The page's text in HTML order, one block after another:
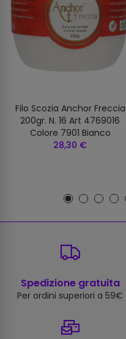
Filo Scozia Anchor Freccia
200gr. N. 16 Art 4769016
Colore 7901 Bianco
28,30 €
Spedizione gratuita
Per ordini superiori a 59€